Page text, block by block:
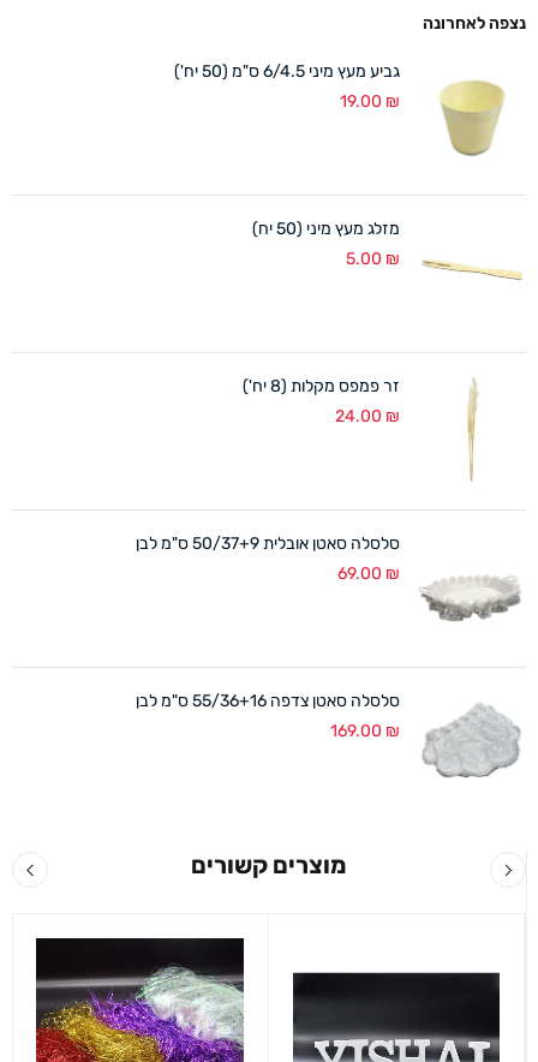
נצפה לאחרונה
גביע מעץ מיני 6/4.5 ס"מ (50 יח')
19.00 ₪
מזלג מעץ מיני (50 יח)
5.00 ₪
זר פמפס מקלות (8 יח')
24.00 ₪
סלסלה סאטן אובלית 50/37+9 ס"מ לבן
69.00 ₪
סלסלה סאטן צדפה 55/36+16 ס"מ לבן
169.00 ₪
מוצרים קשורים